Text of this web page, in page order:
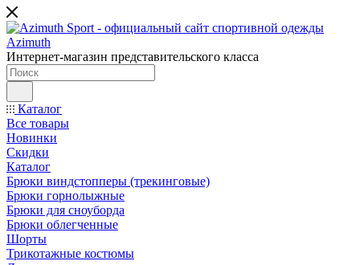
Интернет-магазин представительского класса
Каталог
Все товары
Новинки
Скидки
Каталог
Брюки виндстопперы (трекинговые)
Брюки горнолыжные
Брюки для сноуборда
Брюки облегченные
Шорты
Трикотажные костюмы